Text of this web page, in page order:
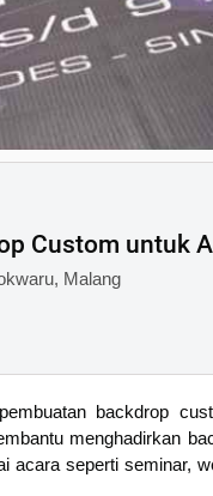
Custom untuk
Malang
backdrop
menghadirkan
acara seperti seminar,